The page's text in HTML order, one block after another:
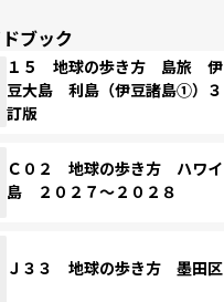
ブック
１５ 地球の歩き方 島旅 伊
豆大島 利島（伊豆諸島①）３
訂版
Ｃ０２ 地球の歩き方 ハワイ
島 ２０２７～２０２８
Ｊ３３ 地球の歩き方 墨田区